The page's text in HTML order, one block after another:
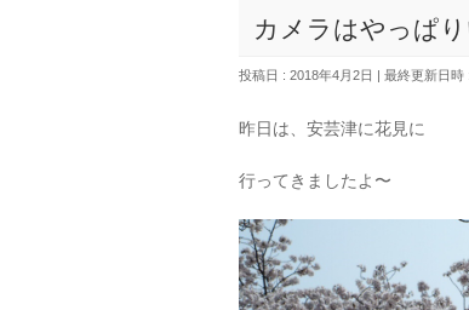
カメラはやっぱり
投稿日 : 2018年4月2日 最終更新日時
昨日は、安芸津に花見に
行ってきましたよ〜